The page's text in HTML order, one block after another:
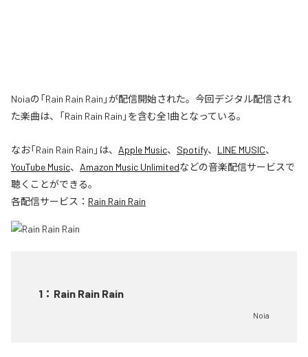
Noiaの「Rain Rain Rain」が配信開始された。今回デジタル配信され
た楽曲は、「Rain Rain Rain」を含む全1曲となっている。
なお「Rain Rain Rain 」は、 Apple Music、 Spotify、 LINE MUSIC、
YouTube Music、 Amazon Music Unlimitedなどの音楽配信サービスで
聴くことができる。
各配信サービス： Rain Rain Rain
1 ： Rain Rain Rain
Noia